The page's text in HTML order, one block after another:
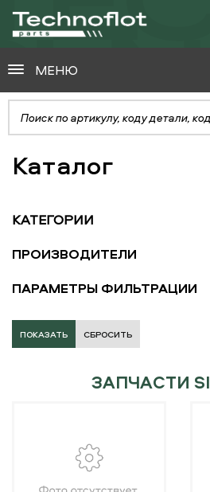
МЕНЮ
Каталог
КАТЕГОРИИ
ПРОИЗВОДИТЕЛИ
ПАРАМЕТРЫ ФИЛЬТРАЦИИ
СБРОСИТЬ
ЗАПЧАСТИ